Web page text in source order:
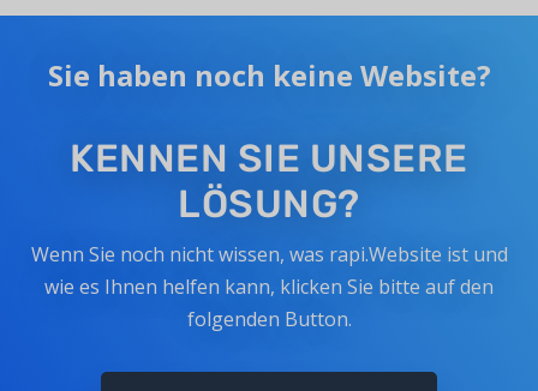
Sie haben noch keine Website?
KENNEN SIE UNSERE
LÖSUNG?
Wenn Sie noch nicht wissen, was rapi.Website ist und
wie es Ihnen helfen kann, klicken Sie bitte auf den
folgenden Button.